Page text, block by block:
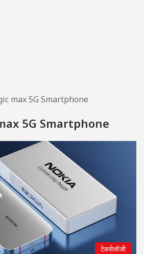
max 5G Smartphone
5G Smartphone
टेक्नोलॉजी